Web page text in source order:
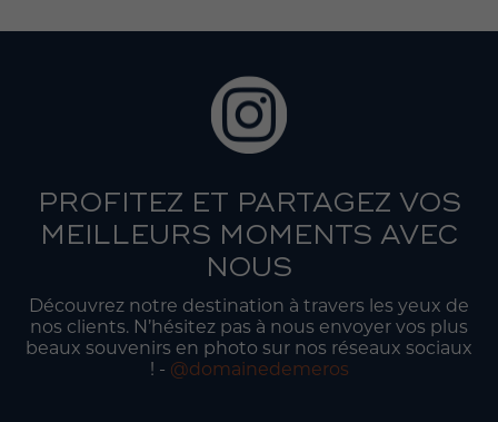
PROFITEZ ET PARTAGEZ VOS
MEILLEURS MOMENTS AVEC
NOUS
Découvrez notre destination à travers les yeux de
nos clients. N’hésitez pas à nous envoyer vos plus
beaux souvenirs en photo sur nos réseaux sociaux
! - @domainedemeros